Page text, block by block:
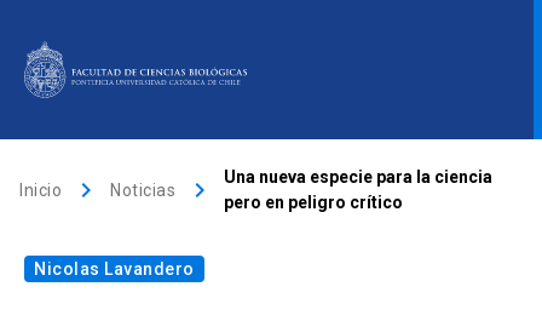
Donaciones launch Mi portal UC
Correo launch
Inicio keyboard_arrow_right Noticias keyboard_arrow_right
Una nueva especie para la ciencia
pero en peligro crítico
Nicolas Lavandero